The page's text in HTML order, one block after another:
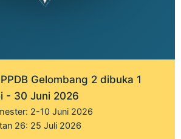
PPDB Gelombang 2 dibuka 1
- 30 Juni 2026
2-10 Juni 2026
26: 25 Juli 2026